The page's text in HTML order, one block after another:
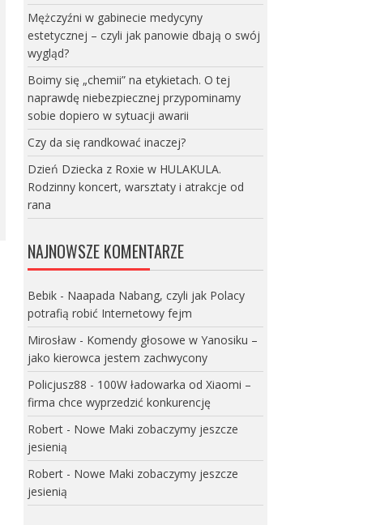
Mężczyźni w gabinecie medycyny
estetycznej – czyli jak panowie dbają o swój
wygląd?
Boimy się „chemii” na etykietach. O tej
naprawdę niebezpiecznej przypominamy
sobie dopiero w sytuacji awarii
Czy da się randkować inaczej?
Dzień Dziecka z Roxie w HULAKULA.
Rodzinny koncert, warsztaty i atrakcje od
rana
NAJNOWSZE KOMENTARZE
Bebik- Naapada Nabang, czyli jak Polacy
potrafią robić Internetowy fejm
Mirosław- Komendy głosowe w Yanosiku –
jako kierowca jestem zachwycony
Policjusz88 - 100W ładowarka od Xiaomi –
firma chce wyprzedzić konkurencję
Robert- Nowe Maki zobaczymy jeszcze
jesienią
Robert- Nowe Maki zobaczymy jeszcze
jesienią